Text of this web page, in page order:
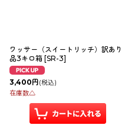
ワッサー（スイートリッチ）訳あり
品3キロ箱 [SR-3]
3,400円(税込)
在庫数△